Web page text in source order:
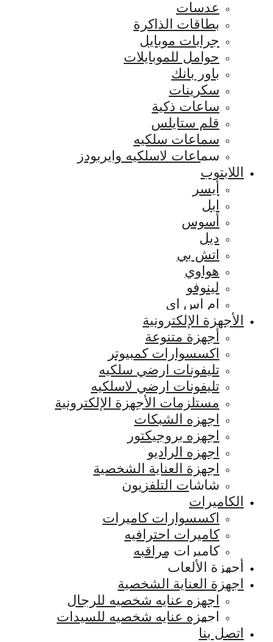
عدسات
بطاقات الذاكرة
جرابات موبايل
حوامل للموبايلات
باور بانك
سكرينات
ساعات ذكية
قلم ستايلس
سماعات سلكيه
سماعات لاسلكيه وايربودز
اللابتوب
أيسر
ابل
أسوس
ديل
اتش بي
هواوي
لينوفو
ام اس اي
الأجهزة الإلكترونية
أجهزة متنوعة
اكسسوارات كمبيوتر
تليفونات ارضي سلكيه
تليفونات ارضي لاسلكيه
مستلزمات الأجهزة الإلكترونية
اجهزه الشبكات
اجهزه بروجيكتور
اجهزه الراديو
اجهزة العناية الشخصية
شاشات التلفزيون
الكاميرات
اكسسوارات كاميرات
كاميرات احترافيه
كاميرات مراقبه
أجهزة الألعاب
اجهزة العناية الشخصية
اجهزه عنايه شخصيه للرجال
اجهزه عنايه شخصيه للسيدات
اتصل بنا